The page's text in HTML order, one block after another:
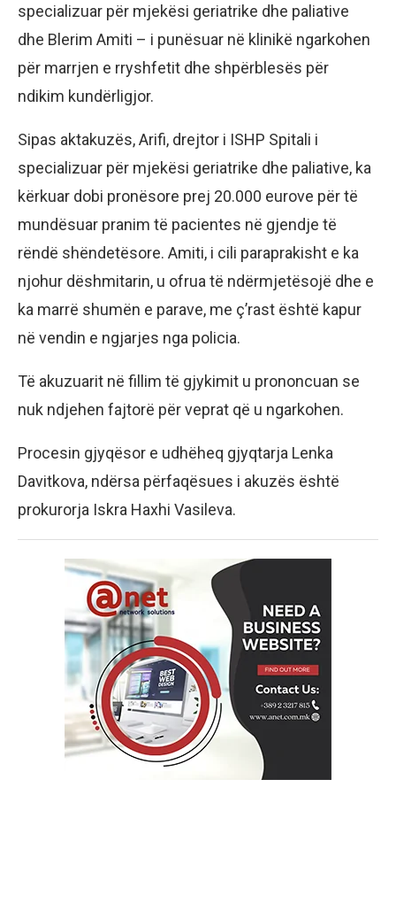
specializuar për mjekësi geriatrike dhe paliative
dhe Blerim Amiti – i punësuar në klinikë ngarkohen
për marrjen e rryshfetit dhe shpërblesës për
ndikim kundërligjor.
Sipas aktakuzës, Arifi, drejtor i ISHP Spitali i
specializuar për mjekësi geriatrike dhe paliative, ka
kërkuar dobi pronësore prej 20.000 eurove për të
mundësuar pranim të pacientes në gjendje të
rëndë shëndetësore. Amiti, i cili paraprakisht e ka
njohur dëshmitarin, u ofrua të ndërmjetësojë dhe e
ka marrë shumën e parave, me ç’rast është kapur
në vendin e ngjarjes nga policia.
Të akuzuarit në fillim të gjykimit u prononcuan se
nuk ndjehen fajtorë për veprat që u ngarkohen.
Procesin gjyqësor e udhëheq gjyqtarja Lenka
Davitkova, ndërsa përfaqësues i akuzës është
prokurorja Iskra Haxhi Vasileva.